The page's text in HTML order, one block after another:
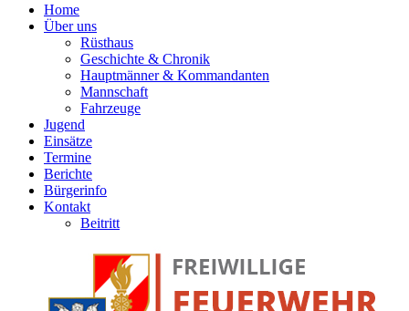
Home
Über uns
Rüsthaus
Geschichte & Chronik
Hauptmänner & Kommandanten
Mannschaft
Fahrzeuge
Jugend
Einsätze
Termine
Berichte
Bürgerinfo
Kontakt
Beitritt